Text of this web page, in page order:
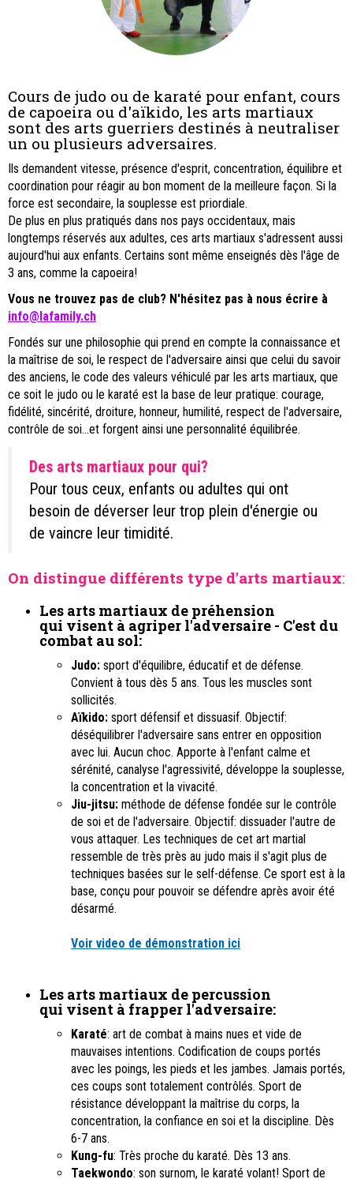
Cours de judo ou de karaté pour enfant, cours
de capoeira ou d'aïkido, les arts martiaux
sont des arts guerriers destinés à neutraliser
un ou plusieurs adversaires.
Ils demandent vitesse, présence d'esprit, concentration, équilibre et
coordination pour réagir au bon moment de la meilleure façon. Si la
force est secondaire, la souplesse est priordiale.
De plus en plus pratiqués dans nos pays occidentaux, mais
longtemps réservés aux adultes, ces arts martiaux s'adressent aussi
aujourd'hui aux enfants. Certains sont même enseignés dès l'âge de
3 ans, comme la capoeira!
Vous ne trouvez pas de club? N'hésitez pas à nous écrire à
info@lafamily.ch
Fondés sur une philosophie qui prend en compte la connaissance et
la maîtrise de soi, le respect de l'adversaire ainsi que celui du savoir
des anciens, le code des valeurs véhiculé par les arts martiaux, que
ce soit le judo ou le karaté est la base de leur pratique: courage,
fidélité, sincérité, droiture, honneur, humilité, respect de l'adversaire,
contrôle de soi...et forgent ainsi une personnalité équilibrée.
Des arts martiaux pour qui?
Pour tous ceux, enfants ou adultes qui ont
besoin de déverser leur trop plein d'énergie ou
de vaincre leur timidité.
On distingue différents type d'arts martiaux:
Les arts martiaux de préhension
qui visent à agriper l'adversaire - C'est du
combat au sol:
Judo: sport d'équilibre, éducatif et de défense.
Convient à tous dès 5 ans. Tous les muscles sont
sollicités.
Aïkido: sport défensif et dissuasif. Objectif:
déséquilibrer l'adversaire sans entrer en opposition
avec lui. Aucun choc. Apporte à l'enfant calme et
sérénité, canalyse l'agressivité, développe la souplesse,
la concentration et la vivacité.
Jiu-jitsu: méthode de défense fondée sur le contrôle
de soi et de l'adversaire. Objectif: dissuader l'autre de
vous attaquer. Les techniques de cet art martial
ressemble de très près au judo mais il s'agit plus de
techniques basées sur le self-défense. Ce sport est à la
base, conçu pour pouvoir se défendre après avoir été
désarmé.
Voir video de démonstration ici
Les arts martiaux de percussion
qui visent à frapper l'adversaire:
Karaté: art de combat à mains nues et vide de
mauvaises intentions. Codification de coups portés
avec les poings, les pieds et les jambes. Jamais portés,
ces coups sont totalement contrôlés. Sport de
résistance développant la maîtrise du corps, la
concentration, la confiance en soi et la discipline. Dès
6-7 ans.
Kung-fu: Très proche du karaté. Dès 13 ans.
Taekwondo: son surnom, le karaté volant! Sport de